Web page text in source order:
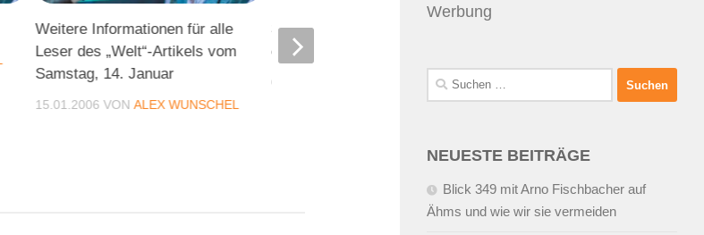
Weitere Informationen für alle
Leser des „Welt“-Artikels vom
Samstag, 14. Januar
15.01.2006 VONALEX WUNSCHEL
3. Dresdner Zukunftsforum
goes Web 2.0
04.06.2008 ALEX WUNSCHEL ALEX
Werbung
Suchen
nach:
NEUESTE BEITRÄGE
Blick 349 mit Arno Fischbacher auf
Ähms und wie wir sie vermeiden